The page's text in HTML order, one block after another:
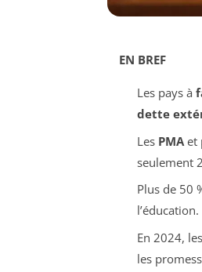
EN BREF
Les pays à
dette
Les PMAet
seulement
Plus de 50
l’éducation.
En 2024,
les